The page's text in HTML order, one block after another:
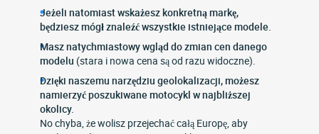
Jeżeli natomiast wskażesz konkretną markę,
będziesz mógł znaleźć wszystkie istniejące modele.
Masz natychmiastowy wgląd do zmian cen danego
modelu (stara i nowa cena są od razu widoczne).
Dzięki naszemu narzędziu geolokalizacji, możesz
namierzyć poszukiwane motocykl w najbliższej
okolicy.
No chyba, że wolisz przejechać całą Europę, aby